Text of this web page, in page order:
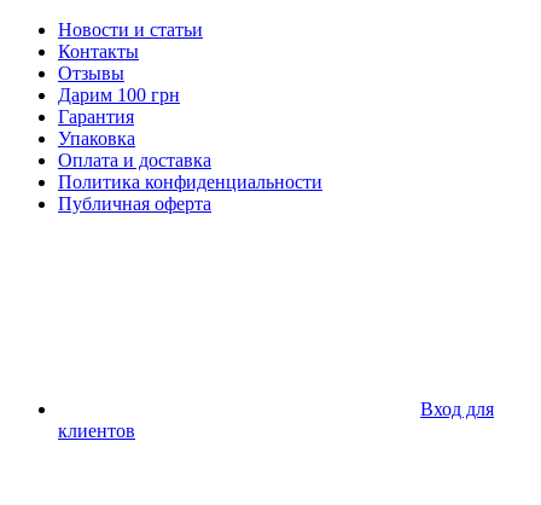
Новости и статьи
Контакты
Отзывы
Дарим 100 грн
Гарантия
Упаковка
Оплата и доставка
Политика конфиденциальности
Публичная оферта
Вход для
клиентов